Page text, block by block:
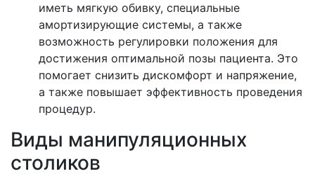
иметь мягкую обивку, специальные
амортизирующие системы, а также
возможность регулировки положения для
достижения оптимальной позы пациента. Это
помогает снизить дискомфорт и напряжение,
а также повышает эффективность проведения
процедур.
Виды манипуляционных
столиков